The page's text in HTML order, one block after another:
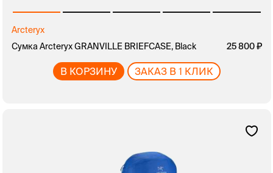
Arcteryx
Сумка Arcteryx GRANVILLE BRIEFCASE, Black
25 800
В КОРЗИНУ ЗАКАЗ В 1 КЛИК